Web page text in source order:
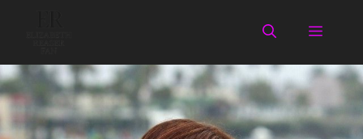
Menu